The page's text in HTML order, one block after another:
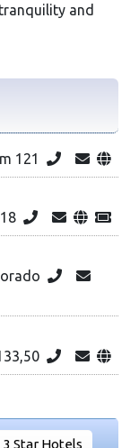
and
121
3 Star Hotels